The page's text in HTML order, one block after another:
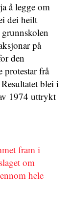
å legge om
dei heilt
på
den
protestar frå
blei i
1974 uttrykt
fram i
om
hele